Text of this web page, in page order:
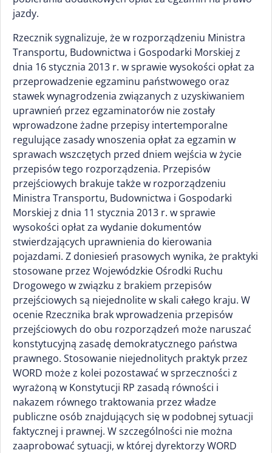
jazdy.
Rzecznik sygnalizuje, że w rozporządzeniu Ministra
Transportu, Budownictwa i Gospodarki Morskiej z
dnia 16 stycznia 2013 r. w sprawie wysokości opłat za
przeprowadzenie egzaminu państwowego oraz
stawek wynagrodzenia związanych z uzyskiwaniem
uprawnień przez egzaminatorów nie zostały
wprowadzone żadne przepisy intertemporalne
regulujące zasady wnoszenia opłat za egzamin w
sprawach wszczętych przed dniem wejścia w życie
przepisów tego rozporządzenia. Przepisów
przejściowych brakuje także w rozporządzeniu
Ministra Transportu, Budownictwa i Gospodarki
Morskiej z dnia 11 stycznia 2013 r. w sprawie
wysokości opłat za wydanie dokumentów
stwierdzających uprawnienia do kierowania
pojazdami. Z doniesień prasowych wynika, że praktyki
stosowane przez Wojewódzkie Ośrodki Ruchu
Drogowego w związku z brakiem przepisów
przejściowych są niejednolite w skali całego kraju. W
ocenie Rzecznika brak wprowadzenia przepisów
przejściowych do obu rozporządzeń może naruszać
konstytucyjną zasadę demokratycznego państwa
prawnego. Stosowanie niejednolitych praktyk przez
WORD może z kolei pozostawać w sprzeczności z
wyrażoną w Konstytucji RP zasadą równości i
nakazem równego traktowania przez władze
publiczne osób znajdujących się w podobnej sytuacji
faktycznej i prawnej. W szczególności nie można
zaaprobować sytuacji, w której dyrektorzy WORD